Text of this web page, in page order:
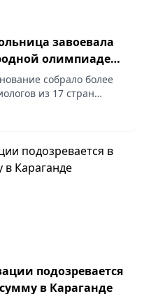
завоевала
олимпиаде
собрало более
из 17 стран
подозревается
в Караганде